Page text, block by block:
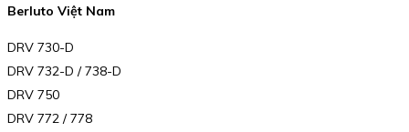
Berluto Việt Nam
DRV 730-D
DRV 732-D / 738-D
DRV 750
DRV 772 / 778